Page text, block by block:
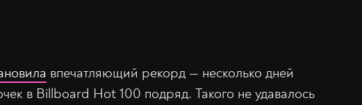
впечатляющий рекорд — несколько дней
в Billboard Hot 100 подряд. Такого не удавалось